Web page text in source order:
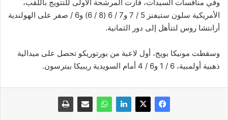
وفي منافسات السيدات، فازت المرشحة الأولى للتتويج باللقب،
الأمريكية سلون ستيفنز 5 / 7 و7 / 6 (8 / 6) و6 / صفر على الهولندية
أرانتشا روس لتتأهل إلى دور الثمانية.
وسقطت مونيكا بويج، أول لاعبة من بورتوريكو تحصل على ميدالية
ذهبية أولمبية، 6 / 1 و6 / 4 أمام السويدية ريبيكا بيترسون.